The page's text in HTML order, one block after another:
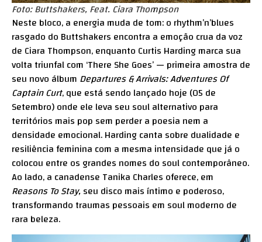
Foto: Buttshakers, Feat. Ciara Thompson
Neste bloco, a energia muda de tom: o rhythm’n’blues
rasgado do Buttshakers encontra a emoção crua da voz
de Ciara Thompson, enquanto Curtis Harding marca sua
volta triunfal com ‘There She Goes’ — primeira amostra de
seu novo álbum Departures & Arrivals: Adventures Of
Captain Curt, que está sendo lançado hoje (05 de
Setembro) onde ele leva seu soul alternativo para
territórios mais pop sem perder a poesia nem a
densidade emocional. Harding canta sobre dualidade e
resiliência feminina com a mesma intensidade que já o
colocou entre os grandes nomes do soul contemporâneo.
Ao lado, a canadense Tanika Charles oferece, em
Reasons To Stay,seu disco mais íntimo e poderoso,
transformando traumas pessoais em soul moderno de
rara beleza.